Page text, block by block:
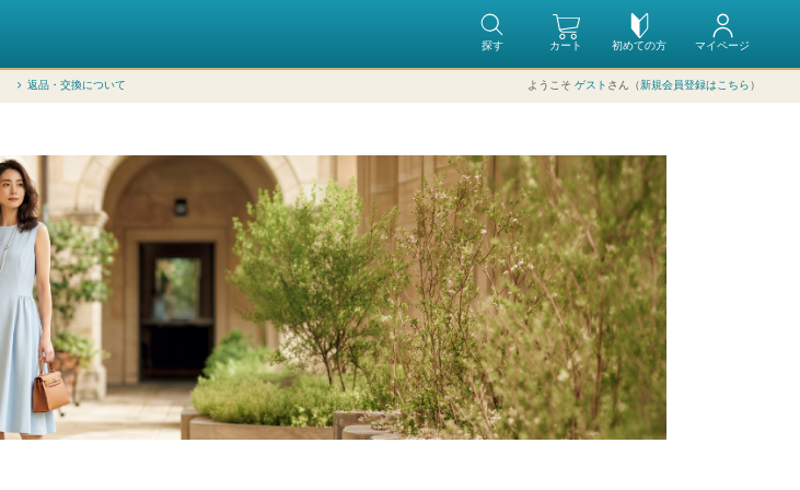
初めての方
カート マイページ
探す
返品・交換について ようこそ ゲスト さん（新規会員登録はこちら ）